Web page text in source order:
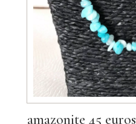
amazonite 45 euros